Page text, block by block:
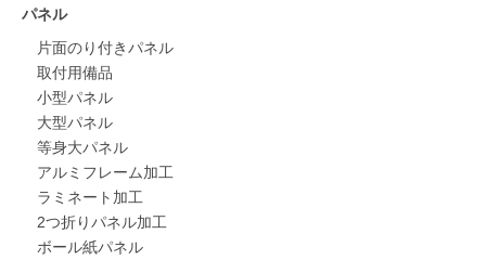
パネル
片面のり付きパネル
取付用備品
小型パネル
大型パネル
等身大パネル
アルミフレーム加工
ラミネート加工
2つ折りパネル加工
ボール紙パネル